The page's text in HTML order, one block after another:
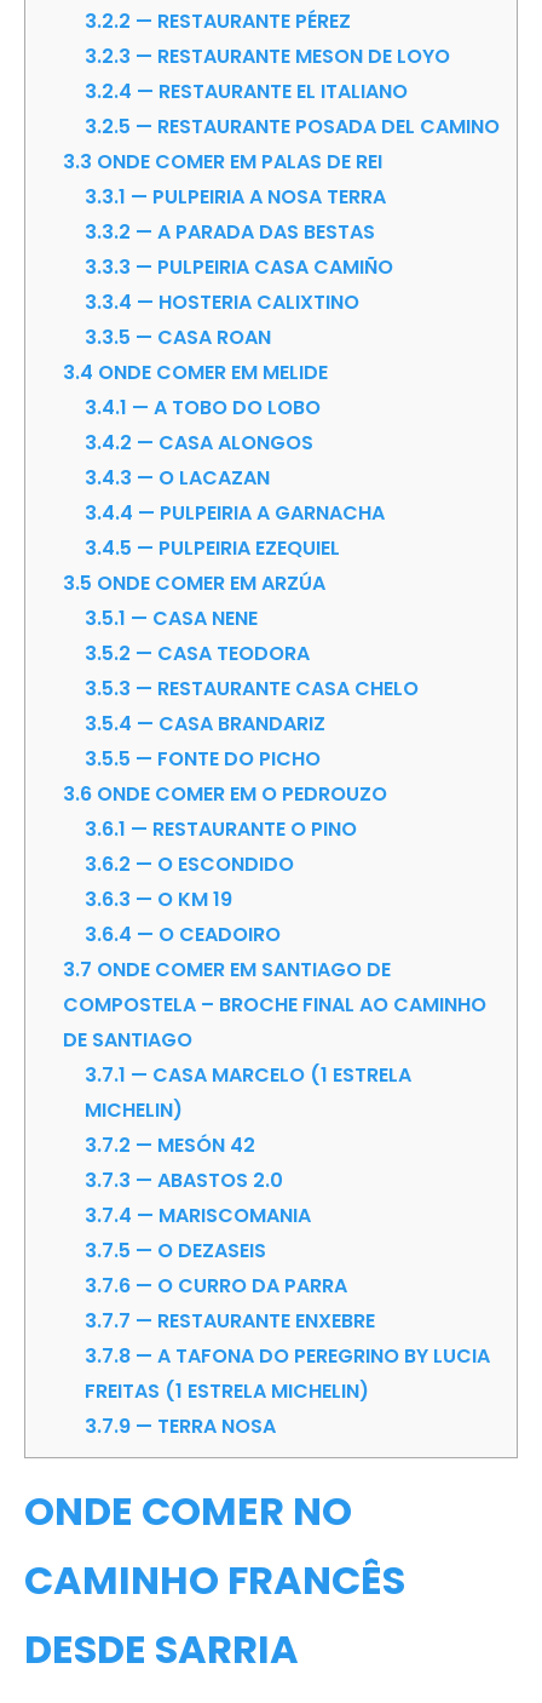
3.2.2 — RESTAURANTE PÉREZ
3.2.3 — RESTAURANTE MESON DE LOYO
3.2.4 — RESTAURANTE EL ITALIANO
3.2.5 — RESTAURANTE POSADA DEL CAMINO
3.3 ONDE COMER EM PALAS DE REI
3.3.1 — PULPEIRIA A NOSA TERRA
3.3.2 — A PARADA DAS BESTAS
3.3.3 — PULPEIRIA CASA CAMIÑO
3.3.4 — HOSTERIA CALIXTINO
3.3.5 — CASA ROAN
3.4 ONDE COMER EM MELIDE
3.4.1 — A TOBO DO LOBO
3.4.2 — CASA ALONGOS
3.4.3 — O LACAZAN
3.4.4 — PULPEIRIA A GARNACHA
3.4.5 — PULPEIRIA EZEQUIEL
3.5 ONDE COMER EM ARZÚA
3.5.1 — CASA NENE
3.5.2 — CASA TEODORA
3.5.3 — RESTAURANTE CASA CHELO
3.5.4 — CASA BRANDARIZ
3.5.5 — FONTE DO PICHO
3.6ONDE COMER EM O PEDROUZO
3.6.1 — RESTAURANTE O PINO
3.6.2 — O ESCONDIDO
3.6.3 — O KM 19
3.6.4 — O CEADOIRO
3.7 ONDE COMER EM SANTIAGO DE
COMPOSTELA – BROCHE FINAL AO CAMINHO
DE SANTIAGO
3.7.1 — CASA MARCELO (1 ESTRELA
MICHELIN)
3.7.2 — MESÓN 42
3.7.3 — ABASTOS 2.0
3.7.4 — MARISCOMANIA
3.7.5 — O DEZASEIS
3.7.6— O CURRO DA PARRA
3.7.7 — RESTAURANTE ENXEBRE
3.7.8— A TAFONA DO PEREGRINO BY LUCIA
FREITAS (1 ESTRELA MICHELIN)
3.7.9— TERRA NOSA
ONDE COMER NO
CAMINHO FRANCÊS
DESDE SARRIA